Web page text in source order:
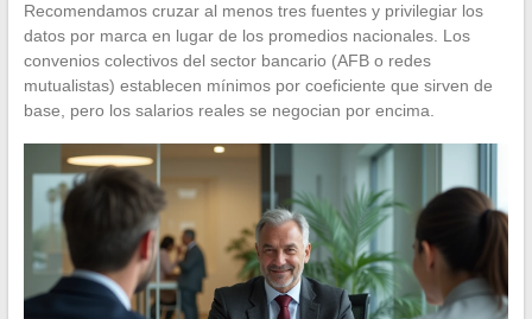
Recomendamos cruzar al menos tres fuentes y privilegiar los
datos por marca en lugar de los promedios nacionales. Los
convenios colectivos del sector bancario (AFB o redes
mutualistas) establecen mínimos por coeficiente que sirven de
base, pero los salarios reales se negocian por encima.